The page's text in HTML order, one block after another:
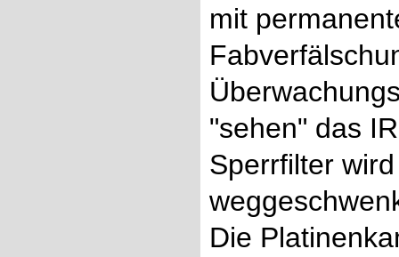
mit
"sehen" das
Sperrfilter
Die